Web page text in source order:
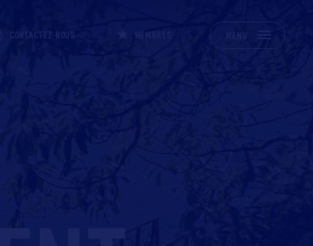
CONTACTEZ-NOUS MEMBRES MENU